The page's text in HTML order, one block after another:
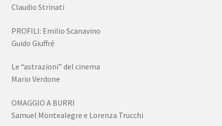
Claudio Strinati
PROFILI: Emilio Scanavino
Guido Giuffré
Le “astrazioni” del cinema
Mario Verdone
OMAGGIO A BURRI
Samuel Montealegre e Lorenza Trucchi